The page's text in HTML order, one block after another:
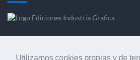
Utilizamos cookies propias y de
Ediciones Industria Gráfica es una
el mercado de la comunicación gráfica